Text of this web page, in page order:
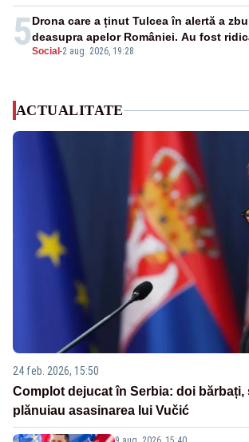
5Social -2 aug. 2026, 19:28
Drona care a ținut Tulcea în alertă a
deasupra apelor României. Au fost
ACTUALITATE
24 feb. 2026, 15:50
Complot dejucat în Serbia: doi bărbați,
plănuiau asasinarea lui Vučić